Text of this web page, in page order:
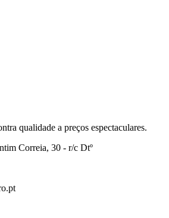
qualidade a preços espectaculares.
Correia, 30 - r/c Dtº